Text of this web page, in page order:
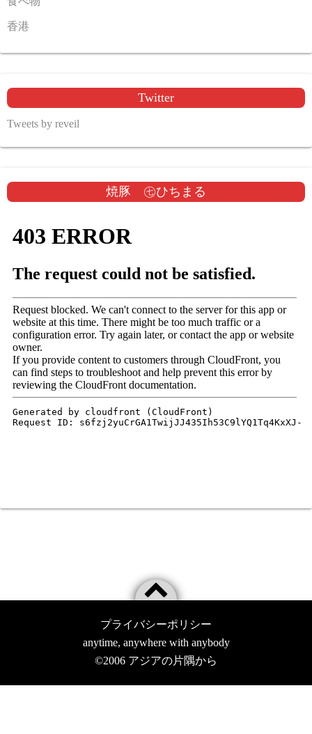
香港
Twitter
Tweets by reveil
焼豚 ㊆ひちまる
プライバシーポリシー
anytime, anywhere with anybody
©2006 アジアの片隅から